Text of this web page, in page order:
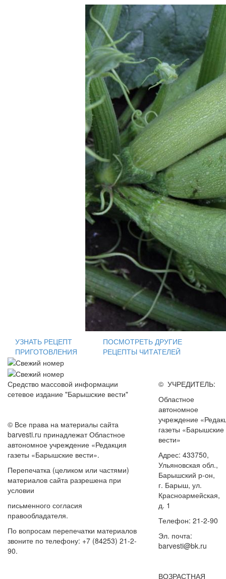
УЗНАТЬ РЕЦЕПТ
ПРИГОТОВЛЕНИЯ
ПОСМОТРЕТЬ ДРУГИЕ
РЕЦЕПТЫ ЧИТАТЕЛЕЙ
Средство массовой информации
сетевое издание "Барышские вести"
© Все права на материалы сайта
barvesti.ru принадлежат Областное
автономное учреждение «Редакция
газеты «Барышские вести».
Перепечатка (целиком или частями)
материалов сайта разрешена при
условии
письменного согласия
правообладателя.
По вопросам перепечатки материалов
звоните по телефону: +7 (84253) 21-2-
90.
© УЧРЕДИТЕЛЬ:
Областное
автономное
учреждение
газеты «Барышские
вести»
Адрес: 433750,
Ульяновская обл.,
Барышский р-он,
г. Барыш, ул.
Красноармейская,
д. 1
Телефон: 21-2-90
Эл. почта:
barvesti@bk.ru
ВОЗРАСТНАЯ